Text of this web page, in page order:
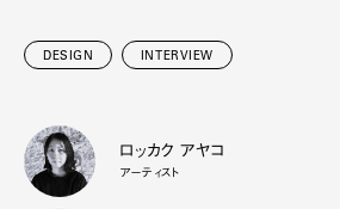
DESIGN INTERVIEW
ロッカク アヤコ
アーティスト